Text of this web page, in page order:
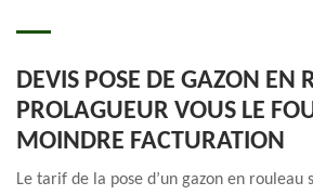
DEVIS POSE DE GAZON EN
PROLAGUEUR VOUS LE
MOINDRE FACTURATION
Le tarif de la pose d’un gazon en rouleau